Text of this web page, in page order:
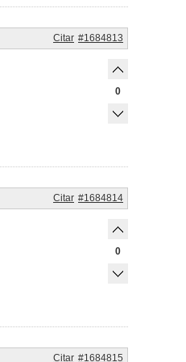
#1684813
Citar
0
#1684814
Citar
0
#1684815
Citar